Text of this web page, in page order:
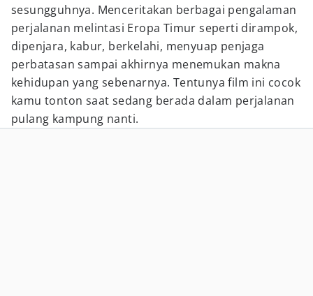
sesungguhnya. Menceritakan berbagai pengalaman
perjalanan melintasi Eropa Timur seperti dirampok,
dipenjara, kabur, berkelahi, menyuap penjaga
perbatasan sampai akhirnya menemukan makna
kehidupan yang sebenarnya. Tentunya film ini cocok
kamu tonton saat sedang berada dalam perjalanan
pulang kampung nanti.